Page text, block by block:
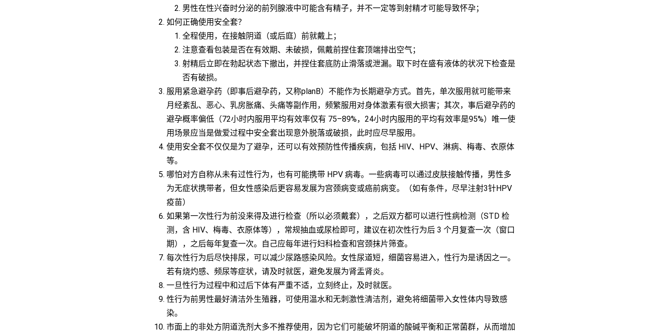
男性在性兴奋时分泌的前列腺液中可能含有精子，并不一定等到射精才可能导致怀孕；
如何正确使用安全套？
全程使用，在接触阴道（或后庭）前就戴上；
注意查看包装是否在有效期、未破损，佩戴前捏住套顶端排出空气；
射精后立即在勃起状态下撤出，并捏住套底防止滑落或泄漏。取下时在盛有液体的状况下检查是
否有破损。
服用紧急避孕药（即事后避孕药，又称planB）不能作为长期避孕方式。首先，单次服用就可能带来
月经紊乱、恶心、乳房胀痛、头痛等副作用，频繁服用对身体激素有很大损害；其次，事后避孕药的
避孕概率偏低（72小时内服用平均有效率仅有 75–89%，24小时内服用的平均有效率是95%）唯一使
用场景应当是做爱过程中安全套出现意外脱落或破损，此时应尽早服用。
使用安全套不仅仅是为了避孕，还可以有效预防性传播疾病，包括 HIV、HPV、淋病、梅毒、衣原体
等。
哪怕对方自称从未有过性行为，也有可能携带 HPV 病毒。一些病毒可以通过皮肤接触传播，男性多
为无症状携带者，但女性感染后更容易发展为宫颈病变或癌前病变。（如有条件，尽早注射3针HPV
疫苗）
如果第一次性行为前没来得及进行检查（所以必须戴套），之后双方都可以进行性病检测（STD 检
测，含 HIV、梅毒、衣原体等），常规抽血或尿检即可，建议在初次性行为后 3 个月复查一次（窗口
期），之后每年复查一次。自己应每年进行妇科检查和宫颈抹片筛查。
每次性行为后尽快排尿，可以减少尿路感染风险。女性尿道短，细菌容易进入，性行为是诱因之一。
若有烧灼感、频尿等症状，请及时就医，避免发展为肾盂肾炎。
一旦性行为过程中和过后下体有严重不适，立刻终止，及时就医。
性行为前男性最好清洁外生殖器，可使用温水和无刺激性清洁剂，避免将细菌带入女性体内导致感
染。
市面上的非处方阴道洗剂大多不推荐使用，因为它们可能破坏阴道的酸碱平衡和正常菌群，从而增加